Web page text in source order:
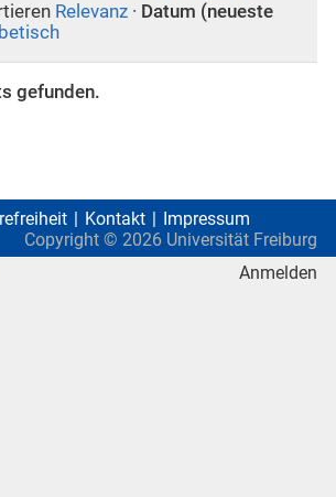
Relevanz · Datum (neueste
gefunden.
Kontakt
Impressum
Copyright © 2026 Universität Freiburg
Anmelden